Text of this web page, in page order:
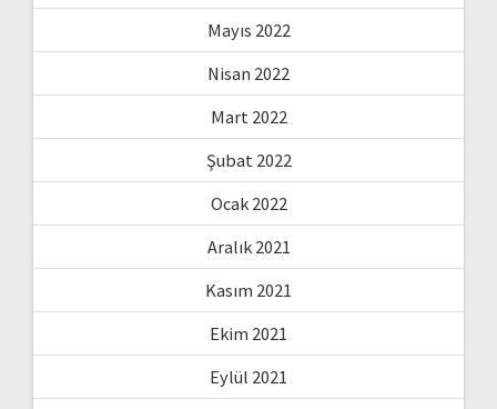
Mayıs 2022
Nisan 2022
Mart 2022
Şubat 2022
Ocak 2022
Aralık 2021
Kasım 2021
Ekim 2021
Eylül 2021